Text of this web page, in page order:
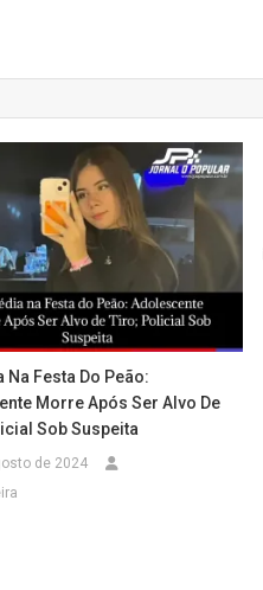
Na Festa Do Peão:
Morre Após Ser Alvo De
Sob Suspeita
de 2024